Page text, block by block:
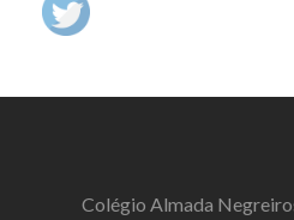
Colégio Almada